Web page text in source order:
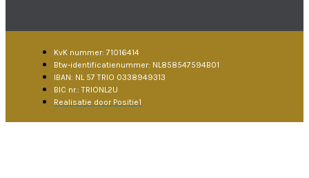
KvK nummer: 71016414
Btw-identificatienummer: NL858547594B01
IBAN: NL 57 TRIO 0338949313
BIC nr.: TRIONL2U
Realisatie door Positie1